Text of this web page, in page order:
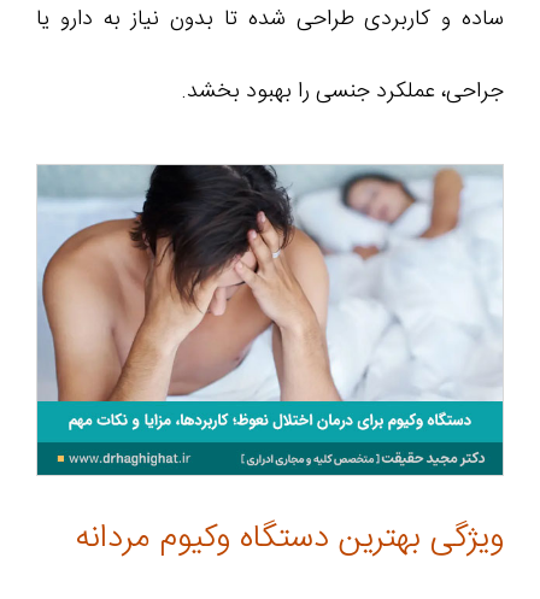
ساده و کاربردی طراحی شده تا بدون نیاز به دارو یا
جراحی، عملکرد جنسی را بهبود بخشد.
ویژگی بهترین دستگاه وکیوم مردانه